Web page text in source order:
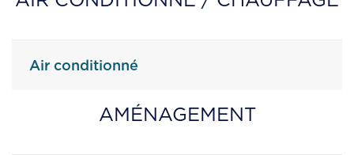
Air conditionné
AMÉNAGEMENT